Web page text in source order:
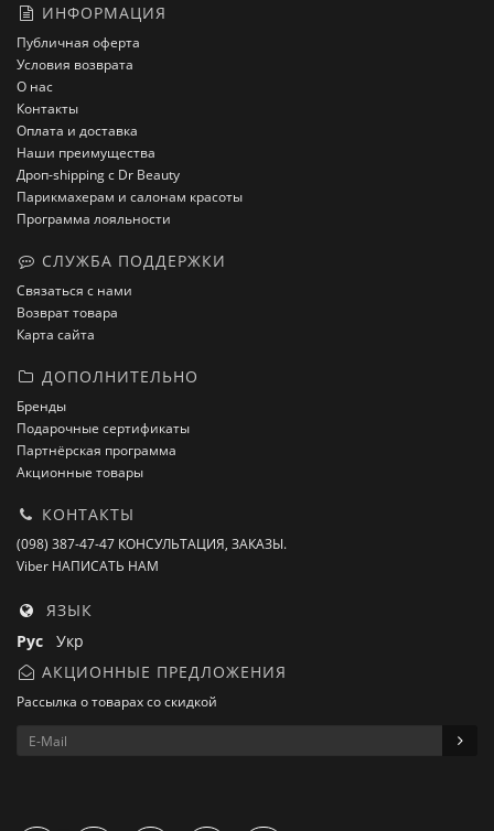
ИНФОРМАЦИЯ
Публичная оферта
Условия возврата
О нас
Контакты
Оплата и доставка
Наши преимущества
Дроп-shipping с Dr Beauty
Парикмахерам и салонам красоты
Программа лояльности
СЛУЖБА ПОДДЕРЖКИ
Связаться с нами
Возврат товара
Карта сайта
ДОПОЛНИТЕЛЬНО
Бренды
Подарочные сертификаты
Партнёрская программа
Акционные товары
КОНТАКТЫ
(098) 387-47-47 КОНСУЛЬТАЦИЯ, ЗАКАЗЫ.
Viber НАПИСАТЬ НАМ
ЯЗЫК
Рус Укр
АКЦИОННЫЕ ПРЕДЛОЖЕНИЯ
Рассылка о товарах со скидкой